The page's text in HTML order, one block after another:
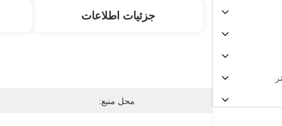
جزئیات اطلاعات
محل منبع: